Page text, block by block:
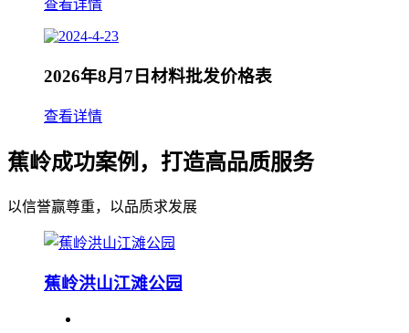
查看详情
2026年8月7日材料批发价格表
查看详情
蕉岭成功案例，打造高品质服务
以信誉赢尊重，以品质求发展
蕉岭洪山江滩公园